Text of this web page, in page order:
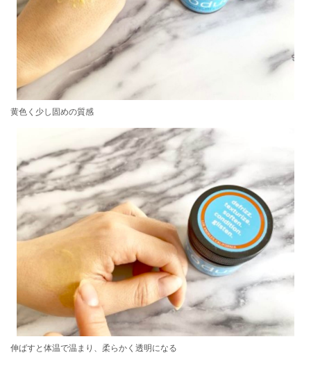
黄色く少し固めの質感
伸ばすと体温で温まり、柔らかく透明になる